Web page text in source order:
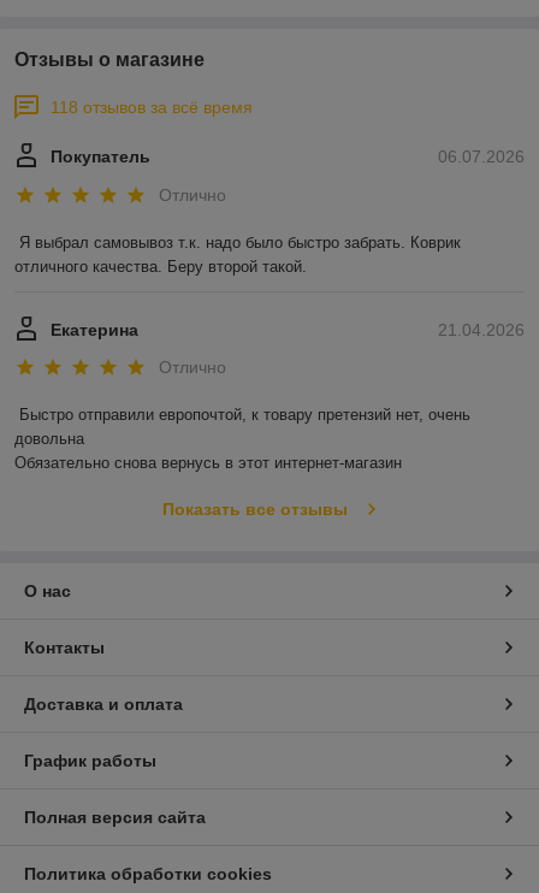
Отзывы о магазине
118 отзывов за всё время
06.07.2026
Покупатель
Отлично
Я выбрал самовывоз т.к. надо было быстро забрать. Коврик
отличного качества. Беру второй такой.
21.04.2026
Екатерина
Отлично
Быстро отправили европочтой, к товару претензий нет, очень
довольна
Обязательно снова вернусь в этот интернет-магазин
Показать все отзывы
О нас
Контакты
Доставка и оплата
График работы
Полная версия сайта
Политика обработки cookies